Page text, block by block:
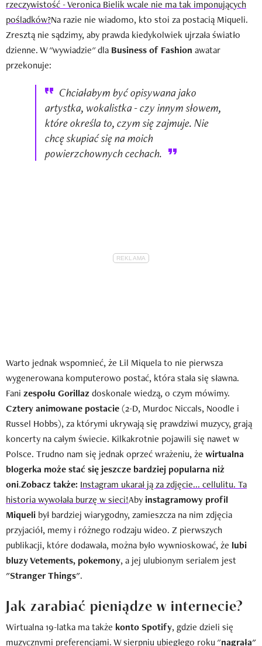
rzeczywistość - Veronica Bielik wcale nie ma tak imponujących
pośladków?Na razie nie wiadomo, kto stoi za postacią Miqueli.
Zresztą nie sądzimy, aby prawda kiedykolwiek ujrzała światło
dzienne. W "wywiadzie" dla Business of Fashion awatar
przekonuje:
Chciałabym być opisywana jako
artystka, wokalistka - czy innym słowem,
które określa to, czym się zajmuje. Nie
chcę skupiać się na moich
powierzchownych cechach.
Warto jednak wspomnieć, że Lil Miquela to nie pierwsza
wygenerowana komputerowo postać, która stała się sławna.
Fani zespołu Gorillazdoskonale wiedzą, o czym mówimy.
Cztery animowane postacie(2-D, Murdoc Niccals, Noodle i
Russel Hobbs), za którymi ukrywają się prawdziwi muzycy, grają
koncerty na całym świecie. Kilkakrotnie pojawili się nawet w
Polsce. Trudno nam się jednak oprzeć wrażeniu, że wirtualna
blogerka może stać się jeszcze bardziej popularna niż
oni.Zobacz także: Instagram ukarał ją za zdjęcie... cellulitu. Ta
historia wywołała burzę w sieci!Aby instagramowy profil
Miqueli był bardziej wiarygodny, zamieszcza na nim zdjęcia
przyjaciół, memy i różnego rodzaju wideo. Z pierwszych
publikacji, które dodawała, można było wywnioskować, że lubi
bluzy Vetements, pokemony, a jej ulubionym serialem jest
"Stranger Things".
Jak zarabiać pieniądze w internecie?
Wirtualna 19-latka ma także konto Spotify, gdzie dzieli się
muzycznymi preferencjami. W sierpniu ubiegłego roku "nagrała"